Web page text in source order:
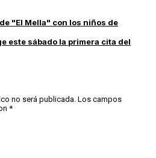
"El Mella" con los niños de
este sábado la primera cita del
no será publicada. Los campos
*